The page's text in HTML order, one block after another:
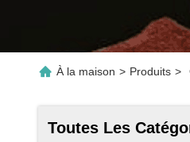
À la maison > Produits >
Toutes Les